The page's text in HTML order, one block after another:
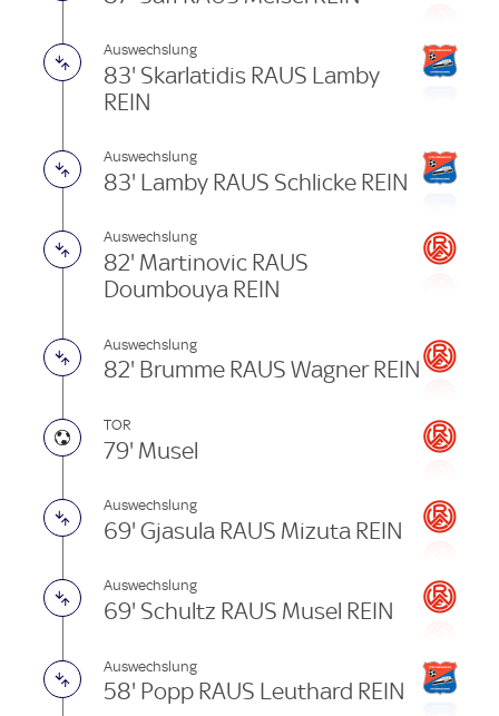
Auswechslung
83' Skarlatidis RAUS Lamby
REIN
Auswechslung
83' Lamby RAUS Schlicke REIN
Auswechslung
82' Martinovic RAUS
Doumbouya REIN
Auswechslung
82' Brumme RAUS Wagner REIN
TOR
79' Musel
Auswechslung
69' Gjasula RAUS Mizuta REIN
Auswechslung
69' Schultz RAUS Musel REIN
Auswechslung
58' Popp RAUS Leuthard REIN